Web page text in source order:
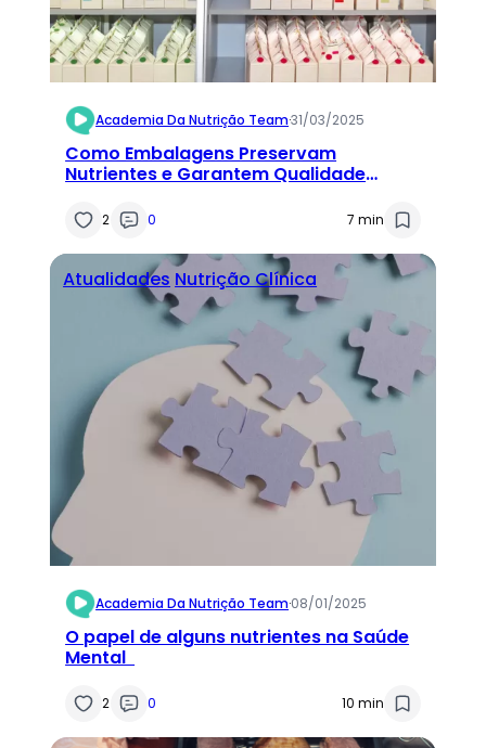
Academia Da Nutrição Team·31/03/2025
Como Embalagens Preservam
Nutrientes e Garantem Qualidade
2 0 7 min
Atualidades Nutrição Clínica
Academia Da Nutrição Team·08/01/2025
O papel de alguns nutrientes na Saúde
Mental
2 0 10 min